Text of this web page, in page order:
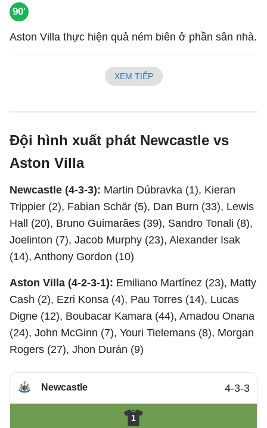
90'
Aston Villa thực hiện quả ném biên ở phần sân nhà.
XEM TIẾP
Đội hình xuất phát Newcastle vs
Aston Villa
Newcastle (4-3-3): Martin Dúbravka (1), Kieran
Trippier (2), Fabian Schär (5), Dan Burn (33), Lewis
Hall (20), Bruno Guimarães (39), Sandro Tonali (8),
Joelinton (7), Jacob Murphy (23), Alexander Isak
(14), Anthony Gordon (10)
Aston Villa (4-2-3-1): Emiliano Martínez (23), Matty
Cash (2), Ezri Konsa (4), Pau Torres (14), Lucas
Digne (12), Boubacar Kamara (44), Amadou Onana
(24), John McGinn (7), Youri Tielemans (8), Morgan
Rogers (27), Jhon Durán (9)
Newcastle 4-3-3
1